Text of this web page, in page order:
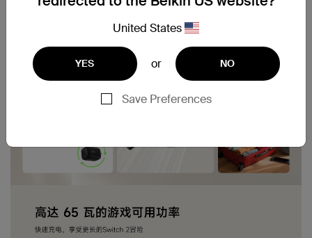
United States
YES or NO
Save Preferences